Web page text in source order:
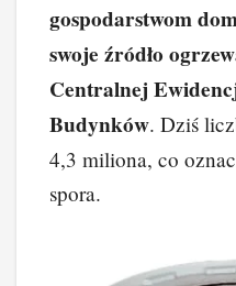
gospodarstwom
swoje źródło
Centralnej
Budynków. Dziś
4,3 miliona, co
spora.